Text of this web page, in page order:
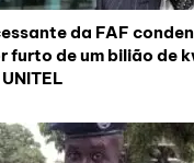
da FAF
furto de um bilião de